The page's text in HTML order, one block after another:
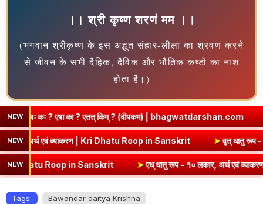
।। श्री कृष्ण शरणं मम ।।
(भगवान श्रीकृष्ण के इस अद्भुत संहार-लीला का श्रवण करने
से जीवन के सभी दैहिक, दैविक और भौतिक कष्टों का नाश
होता है।)
NEW
? (दीपकम) | bhagwatdarshan.com ➤Class 6 Sanskrit
NEW
➤कृ धातु रूप (उभयपदी) - १० लकार, अर्थ एवं व्याकरण | Kri Dhatu Roop in
NEW ➤एध् धातु रूप - १० लकार, अर्थ एवं व्याकरण | Edh Dhatu Roop
Tags:
Bawandar daitya Krishna